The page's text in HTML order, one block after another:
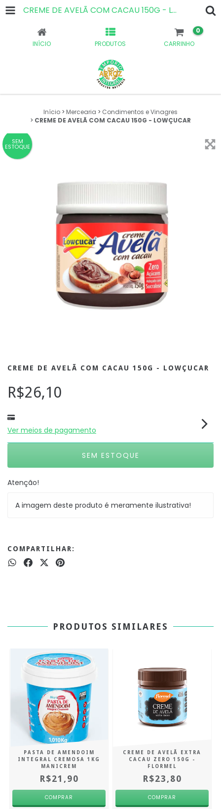
CREME DE AVELÃ COM CACAU 150G - LOWÇUCAR
INÍCIO PRODUTOS CARRINHO
0
Início > Mercearia > Condimentos e Vinagres
> CREME DE AVELÃ COM CACAU 150G - LOWÇUCAR
SEM
ESTOQUE
CREME DE AVELÃ COM CACAU 150G - LOWÇUCAR
R$26,10
Ver meios de pagamento
Atenção!
A imagem deste produto é meramente ilustrativa!
COMPARTILHAR:
PRODUTOS SIMILARES
PASTA DE AMENDOIM
INTEGRAL CREMOSA 1KG
MANICREM
R$21,90
CREME DE AVELÃ EXTRA
CACAU ZERO 150G -
FLORMEL
R$23,80